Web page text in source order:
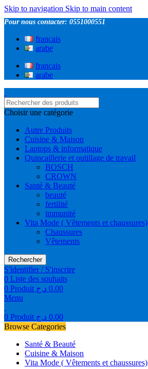
Skip to navigation Skip to main content
Pour nous contacter: 0551000551
francais
arabe
francais
arabe
Choisir une catégorie
Autre Produits
Cuisine & Maison
Laptops & informatique
Quincaillerie et outillage de travail
BOSCH
CROWN
Santé & Beauté
beauté
fertilité
immunité
Vita Mode ( Vêtements et chaussures)
Chaussures
Vêtements
Rechercher
S'identifier / S'inscrire
0 Liste des souhaits
0 Produit 0.00 د.ج
Menu
0 Produit 0.00 د.ج
Browse Categories
Santé & Beauté
Cuisine & Maison
Vita Mode ( Vêtements et chaussures)